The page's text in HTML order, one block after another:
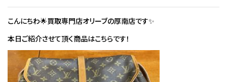
こんにちわ🌟買取専門店オリーブの厚南店です✨
本日ご紹介させて頂く商品はこちらです！